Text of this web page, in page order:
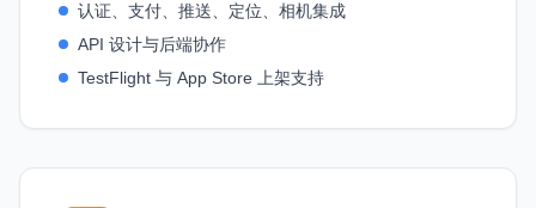
认证、支付、推送、定位、相机集成
API 设计与后端协作
TestFlight 与 App Store 上架支持